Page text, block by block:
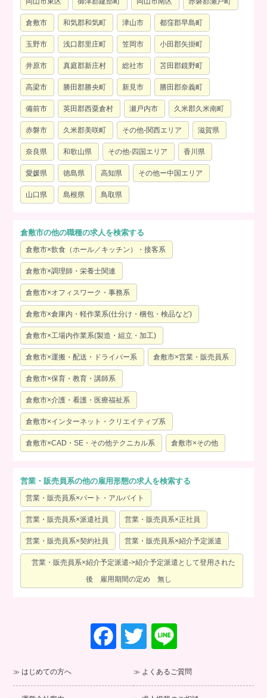
倉敷市 和気郡和気町 津山市 都窪郡早島町
玉野市 浅口郡里庄町 笠岡市 小田郡矢掛町
井原市 真庭郡新庄村 総社市 苫田郡鏡野町
高梁市 勝田郡勝央町 新見市 勝田郡奈義町
備前市 英田郡西粟倉村 瀬戸内市 久米郡久米南町
赤磐市 久米郡美咲町 その他-関西エリア 滋賀県
奈良県 和歌山県 その他-四国エリア 香川県
愛媛県 徳島県 高知県 その他ー中国エリア
山口県 島根県 鳥取県
倉敷市の他の職種の求人を検索する
倉敷市×飲食（ホール／キッチン）・接客系
倉敷市×調理師・栄養士関連
倉敷市×オフィスワーク・事務系
倉敷市×倉庫内・軽作業系(仕分け・梱包・検品など)
倉敷市×工場内作業系(製造・組立・加工)
倉敷市×運搬・配送・ドライバー系 倉敷市×営業・販売員系
倉敷市×保育・教育・講師系
倉敷市×介護・看護・医療福祉系
倉敷市×インターネット・クリエイティブ系
倉敷市×CAD・SE・その他テクニカル系 倉敷市×その他
営業・販売員系の他の雇用形態の求人を検索する
営業・販売員系×パート・アルバイト
営業・販売員系×派遣社員 営業・販売員系×正社員
営業・販売員系×契約社員 営業・販売員系×紹介予定派遣
営業・販売員系×紹介予定派遣->紹介予定派遣として登用された
後 雇用期間の定め 無し
F
a
e
T
wi
tt
er
e
はじめての方へ よくあるご質問